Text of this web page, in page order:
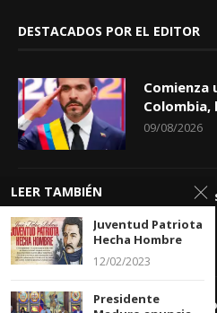
DESTACADOS POR EL EDITOR
Comienza
09/08/2026
09/08/2026
Comisión
LEER TAMBIÉN
Juventud Patriota
Hecha Hombre
12/02/2023
Presidente